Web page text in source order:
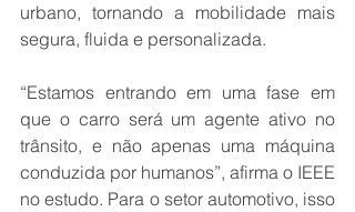
urbano, tornando a mobilidade mais
segura, fluida e personalizada.
“Estamos entrando em uma fase em
que o carro será um agente ativo no
trânsito, e não apenas uma máquina
conduzida por humanos”, afirma o IEEE
no estudo. Para o setor automotivo, isso